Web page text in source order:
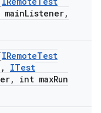
mainListener,
IRemoteTest
,
ITest
, int maxRun